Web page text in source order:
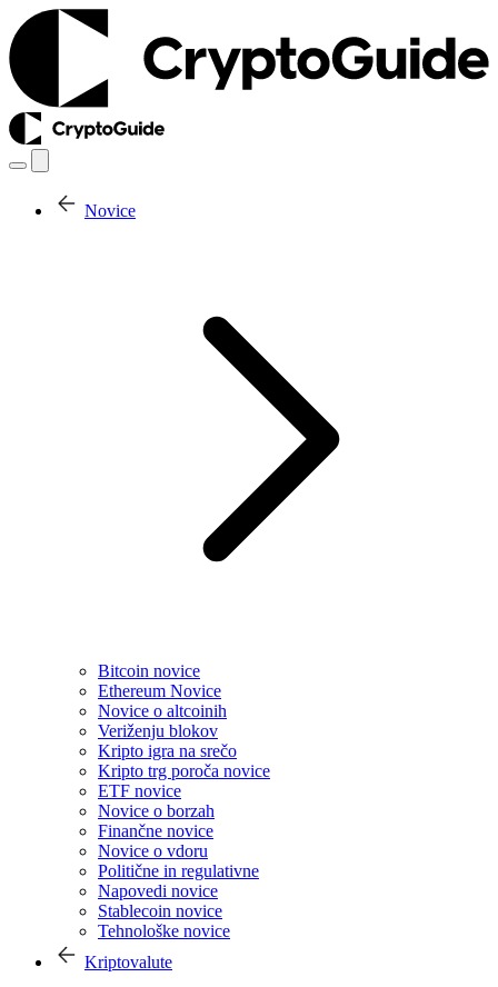
Novice
Bitcoin novice
Ethereum Novice
Novice o altcoinih
Veriženju blokov
Kripto igra na srečo
Kripto trg poroča novice
ETF novice
Novice o borzah
Finančne novice
Novice o vdoru
Politične in regulativne
Napovedi novice
Stablecoin novice
Tehnološke novice
Kriptovalute